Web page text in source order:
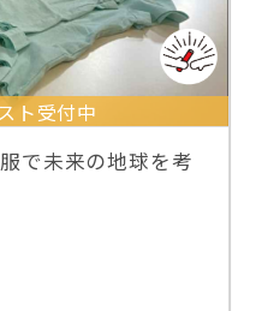
ト受付中
で未来の地球を考